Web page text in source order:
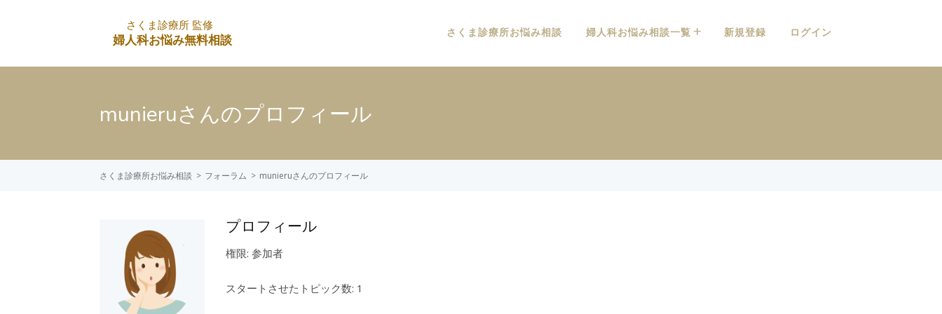
さくま診療所お悩み相談 婦人科お悩み相談一覧 新規登録 ログイン
munieruさんのプロフィール
さくま診療所お悩み相談 フォーラム munieruさんのプロフィール
プロフィール
権限: 参加者
スタートさせたトピック数: 1